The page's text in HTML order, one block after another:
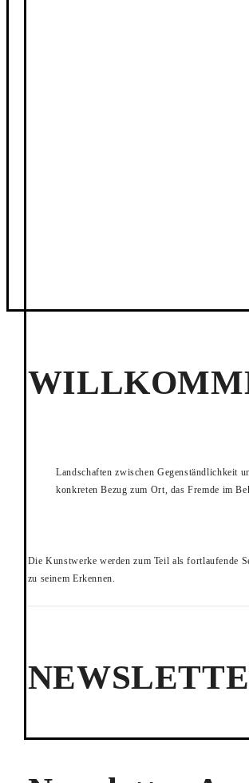
Landschaften zwischen Gegenständlichkeit
konkreten Bezug zum Ort, das Fremde im
Die Kunstwerke werden zum Teil als fortlaufende
zu seinem Erkennen.